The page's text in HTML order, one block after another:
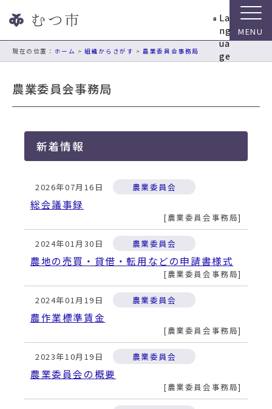
ビ
シ
La
ng
ua
ge
現在の位置： ホーム >組織からさがす >農業委員会事務局
農業委員会事務局
新着情報
2026年07月16日 農業委員会
総会議事録
農業委員会事務局
2024年01月30日 農業委員会
農地の売買・貸借・転用などの申請書様式
農業委員会事務局
2024年01月19日 農業委員会
農作業標準賃金
農業委員会事務局
2023年10月19日 農業委員会
農業委員会の概要
農業委員会事務局